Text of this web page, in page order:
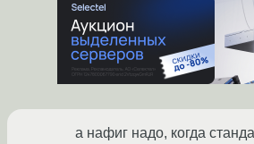
а нафиг надо, когда